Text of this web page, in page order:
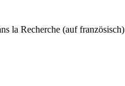
la Recherche (auf französisch)